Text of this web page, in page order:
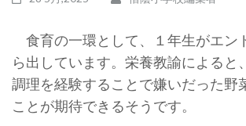
ッ
(Enter
押
す)
食育の一環として、１年生がエン
ら出しています。栄養教諭によると
調理を経験することで嫌いだった野
ことが期待できるそうです。